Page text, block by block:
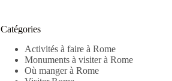
Catégories
Activités à faire à Rome
Monuments à visiter à Rome
Où manger à Rome